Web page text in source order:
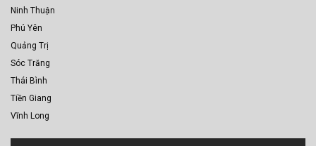
Ninh Thuận
Phú Yên
Quảng Trị
Sóc Trăng
Thái Bình
Tiền Giang
Vĩnh Long